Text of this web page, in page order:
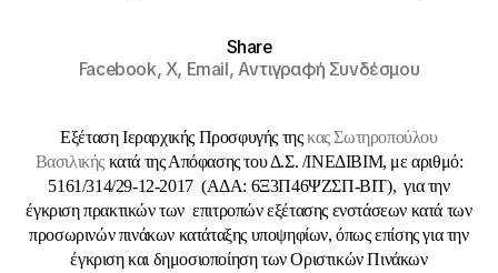
Share
Facebook,X, Email,Αντιγραφή Συνδέσμου
Εξέταση Ιεραρχικής Προσφυγής τηςκας Σωτηροπούλου
Βασιλικής κατά της Απόφασης του Δ.Σ. /ΙΝΕΔΙΒΙΜ, με αριθμό:
5161/314/29-12-2017 (ΑΔΑ: 6Ξ3Π46ΨΖΣΠ-ΒΙΤ), για την
έγκριση πρακτικών των επιτροπών εξέτασης ενστάσεων κατά των
προσωρινών πινάκων κατάταξης υποψηφίων, όπως επίσης για την
έγκριση και δημοσιοποίηση των Οριστικών Πινάκων